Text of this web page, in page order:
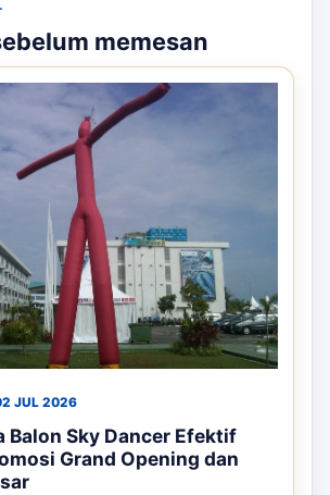
memesan
JUL 2026
Balon Sky Dancer Efektif
Grand Opening dan